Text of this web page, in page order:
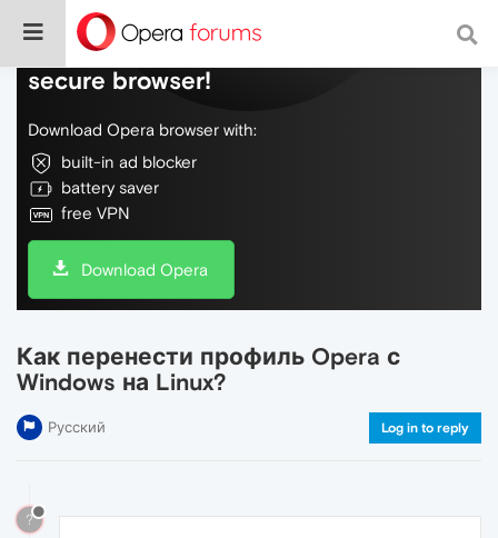
Do more on the web, with a fast and
secure browser!
Download Opera browser with:
built-in ad blocker
battery saver
free VPN
Download Opera
Как перенести профиль Opera с
Windows на Linux?
Русский Log in to reply
?